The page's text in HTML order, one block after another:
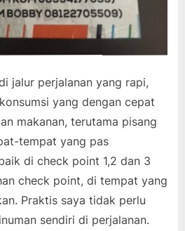
jalur perjalanan yang rapi,
yang dengan cepat
makanan, terutama pisang
tempat yang pas
di check point 1,2 dan 3
check point, di tempat yang
Praktis saya tidak perlu
sendiri di perjalanan.